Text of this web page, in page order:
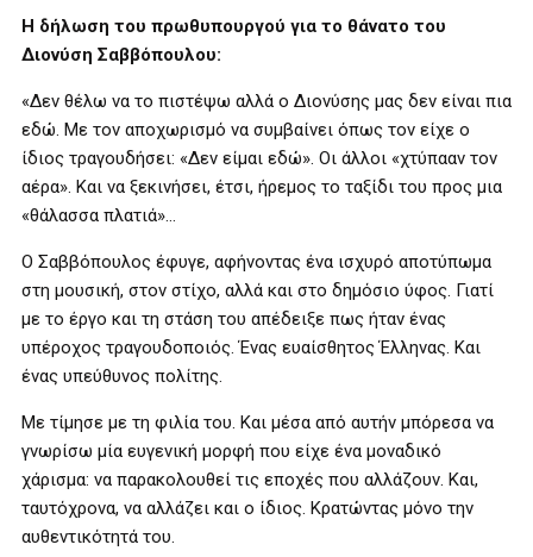
Η δήλωση του πρωθυπουργού για το θάνατο του
Διονύση Σαββόπουλου:
«Δεν θέλω να το πιστέψω αλλά ο Διονύσης μας δεν είναι πια
εδώ. Με τον αποχωρισμό να συμβαίνει όπως τον είχε ο
ίδιος τραγουδήσει: «Δεν είμαι εδώ». Οι άλλοι «χτύπααν τον
αέρα». Και να ξεκινήσει, έτσι, ήρεμος το ταξίδι του προς μια
«θάλασσα πλατιά»…
Ο Σαββόπουλος έφυγε, αφήνοντας ένα ισχυρό αποτύπωμα
στη μουσική, στον στίχο, αλλά και στο δημόσιο ύφος. Γιατί
με το έργο και τη στάση του απέδειξε πως ήταν ένας
υπέροχος τραγουδοποιός. Ένας ευαίσθητος Έλληνας. Και
ένας υπεύθυνος πολίτης.
Με τίμησε με τη φιλία του. Και μέσα από αυτήν μπόρεσα να
γνωρίσω μία ευγενική μορφή που είχε ένα μοναδικό
χάρισμα: να παρακολουθεί τις εποχές που αλλάζουν. Και,
ταυτόχρονα, να αλλάζει και ο ίδιος. Κρατώντας μόνο την
αυθεντικότητά του.